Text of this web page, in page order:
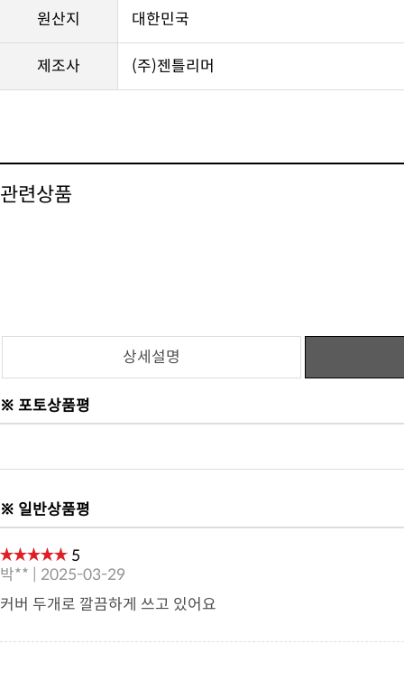
원산지 대한민국
제조사 (주)젠틀리머
관련상품
상세설명
※ 포토상품평
※ 일반상품평
5
박** | 2025-03-29
커버 두개로 깔끔하게 쓰고 있어요